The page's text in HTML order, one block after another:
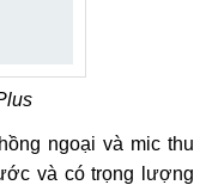
ngoại và mic thu
và có trọng lượng